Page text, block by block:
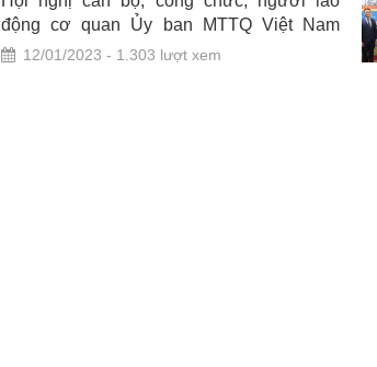
động cơ quan Ủy ban MTTQ Việt Nam
thành phố Hà Nội năm 2023
12/01/2023 - 1.303 lượt xem